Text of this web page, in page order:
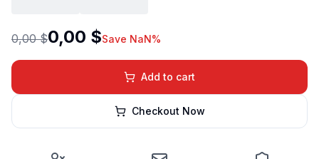
0,00 $0,00 $Save NaN%
Add to cart
Checkout Now